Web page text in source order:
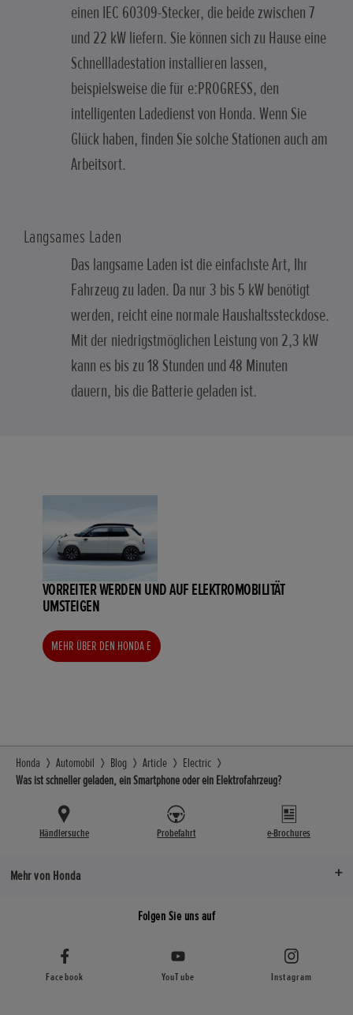
einen IEC 60309-Stecker, die beide zwischen 7
und 22 kW liefern. Sie können sich zu Hause eine
Schnellladestation installieren lassen,
beispielsweise die für e:PROGRESS, den
intelligenten Ladedienst von Honda. Wenn Sie
Glück haben, finden Sie solche Stationen auch am
Arbeitsort.
Langsames Laden
Das langsame Laden ist die einfachste Art, Ihr
Fahrzeug zu laden. Da nur 3 bis 5 kW benötigt
werden, reicht eine normale Haushaltssteckdose.
Mit der niedrigstmöglichen Leistung von 2,3 kW
kann es bis zu 18 Stunden und 48 Minuten
dauern, bis die Batterie geladen ist.
VORREITER WERDEN UND AUF ELEKTROMOBILITÄT
UMSTEIGEN
MEHR ÜBER DEN HONDA E
Honda Automobil Blog Article
Electric
Was ist schneller geladen, ein Smartphone oder ein Elektrofahrzeug?
Händlersuche Probefahrt e-Brochures
Mehr von Honda
Folgen Sie uns auf
Facebook YouTube Instagram